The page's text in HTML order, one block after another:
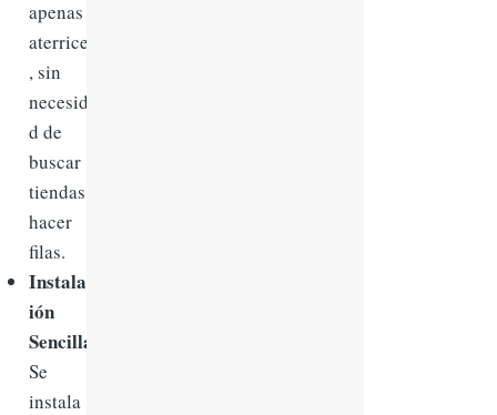
apenas
aterrices
, sin
necesida
d de
buscar
tiendas o
hacer
filas.
Instalac
ión
Sencilla:
Se
instala